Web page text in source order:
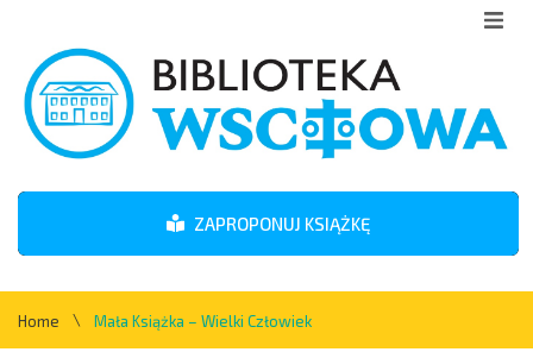
O nas
Wydarzenia
Kontakt
ZAPROPONUJ KSIĄŻKĘ
Home \ Mała Książka – Wielki Człowiek